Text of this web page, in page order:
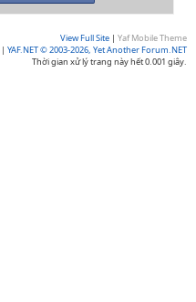
View Full Site | Yaf Mobile Theme
| YAF.NET © 2003-2026, Yet Another Forum.NET
Thời gian xử lý trang này hết 0.001 giây.